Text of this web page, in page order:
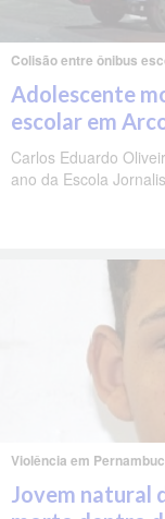
Colisão entre ônibus
Adolescente
escolar em
Carlos Eduardo
ano da Escola
Violência em
Jovem natural